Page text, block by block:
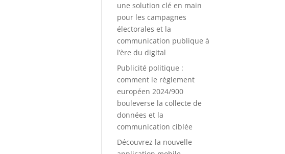
une solution clé en main
pour les campagnes
électorales et la
communication publique à
l’ère du digital
Publicité politique :
comment le règlement
européen 2024/900
bouleverse la collecte de
données et la
communication ciblée
Découvrez la nouvelle